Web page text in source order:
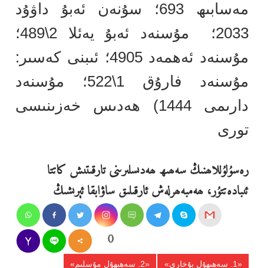
مەسابىھ 693؛ سۇنەن ئەبۇ داۋۇد
2033؛
مۇسنەد ئەبۇ يەئلا 2\489؛
مۇسنەد ئەھمەد 4905؛ ئىبنى كەسىر:
مۇسنەد فارۇق 1\522؛ مۇسنەد
دارىمى 1444) ھەدىس خەزىنىسى
تورى
رەسۇلۇللاھنىڭ سەھىھ ھەدىسلىرىنى تارقىتىش كاتتا
ئىبادەتتۇر، ھەمبەھرلەش ئارقىلىق ساۋابقا ئېرىشىڭ
0
Shares
«1. سەھىھۇل بۇخارى» «2. سەھىھۇل مۇسلىم»